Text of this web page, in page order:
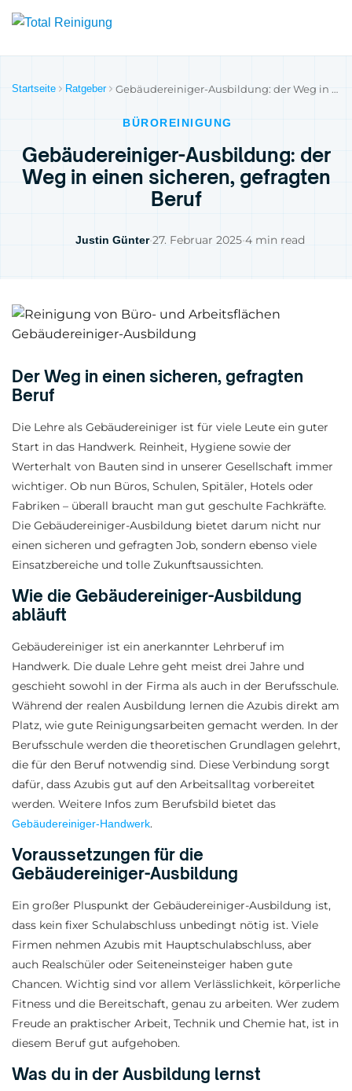
Startseite Ratgeber Gebäudereiniger-Ausbildung: der Weg in einen sicheren, gefragten Beruf
BÜROREINIGUNG
Gebäudereiniger-Ausbildung: der
Weg in einen sicheren, gefragten
Beruf
Justin Günter•27. Februar 2025•4 min read
Der Weg in einen sicheren, gefragten
Beruf
Die Lehre als Gebäudereiniger ist für viele Leute ein guter
Start in das Handwerk. Reinheit, Hygiene sowie der
Werterhalt von Bauten sind in unserer Gesellschaft immer
wichtiger. Ob nun Büros, Schulen, Spitäler, Hotels oder
Fabriken – überall braucht man gut geschulte Fachkräfte.
Die Gebäudereiniger-Ausbildung bietet darum nicht nur
einen sicheren und gefragten Job, sondern ebenso viele
Einsatzbereiche und tolle Zukunftsaussichten.
Wie die Gebäudereiniger-Ausbildung
abläuft
Gebäudereiniger ist ein anerkannter Lehrberuf im
Handwerk. Die duale Lehre geht meist drei Jahre und
geschieht sowohl in der Firma als auch in der Berufsschule.
Während der realen Ausbildung lernen die Azubis direkt am
Platz, wie gute Reinigungsarbeiten gemacht werden. In der
Berufsschule werden die theoretischen Grundlagen gelehrt,
die für den Beruf notwendig sind. Diese Verbindung sorgt
dafür, dass Azubis gut auf den Arbeitsalltag vorbereitet
werden. Weitere Infos zum Berufsbild bietet das
Gebäudereiniger-Handwerk.
Voraussetzungen für die
Gebäudereiniger-Ausbildung
Ein großer Pluspunkt der Gebäudereiniger-Ausbildung ist,
dass kein fixer Schulabschluss unbedingt nötig ist. Viele
Firmen nehmen Azubis mit Hauptschulabschluss, aber
auch Realschüler oder Seiteneinsteiger haben gute
Chancen. Wichtig sind vor allem Verlässlichkeit, körperliche
Fitness und die Bereitschaft, genau zu arbeiten. Wer zudem
Freude an praktischer Arbeit, Technik und Chemie hat, ist in
diesem Beruf gut aufgehoben.
Was du in der Ausbildung lernst